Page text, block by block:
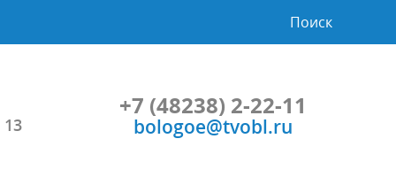
Поиск
+7 (48238) 2-22-11
bologoe@tvobl.ru